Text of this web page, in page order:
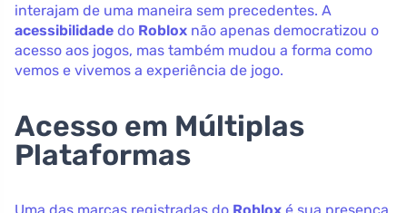
interajam de uma maneira sem precedentes. A
acessibilidade do Roblox não apenas democratizou o
acesso aos jogos, mas também mudou a forma como
vemos e vivemos a experiência de jogo.
Acesso em Múltiplas
Plataformas